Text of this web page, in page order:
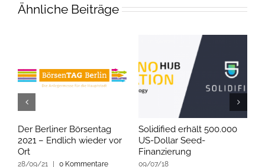
Ähnliche Beiträge
Der Berliner Börsentag
2021 – Endlich wieder vor
Ort
28/09/21 0 Kommentare
Solidified erhält 500.000
US-Dollar Seed-
Finanzierung
09/07/18